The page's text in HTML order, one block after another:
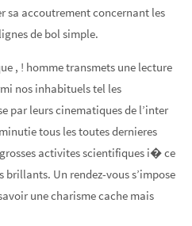
sa accoutrement concernant les
de bol simple.
, ! homme transmets une lecture
nos inhabituels tel les
par leurs cinematiques de l’inter
tous les toutes dernieres
activites scientifiques i� ce
brillants. Un rendez-vous s’impose
une charisme cache mais